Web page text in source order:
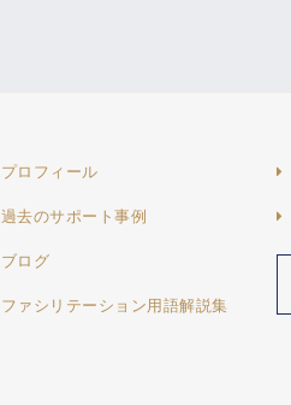
プロフィール
過去のサポート事例
ブログ
ファシリテーション用語解説集